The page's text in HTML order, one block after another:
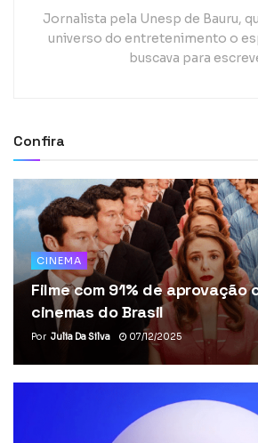
Jornalista pela Unesp de Bauru,
universo do entretenimento o
buscava para
Confira
CINEMA
Filme com 91% de aprovação
cinemas do Brasil
Por Julia Da Silva 07/12/2025